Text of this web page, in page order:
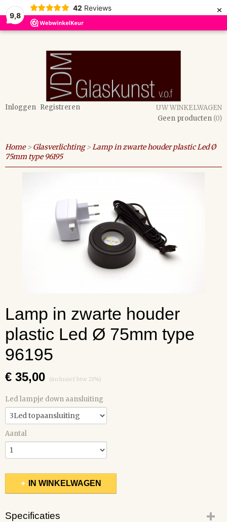
9,8
42 Reviews ×
Inloggen Registreren
UW WINKELWAGEN
Geen producten (0)
Home> Glasverlichting>Lamp in zwarte houder plastic Led Ø
75mm type 96195
Lamp in zwarte houder
plastic Led Ø 75mm type
96195
€ 35,00 (inclusief btw 21%)
Led lampje down aansluiting
Aantal
IN WINKELWAGEN
Specificaties